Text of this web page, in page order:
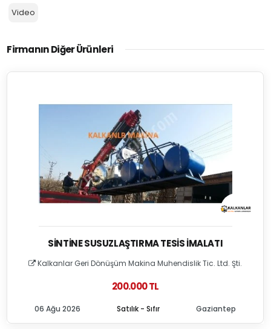
Video
Firmanın Diğer Ürünleri
SINTINE SUSUZLAŞTIRMA TESIS İMALATI
Kalkanlar Geri Dönüşüm Makina Muhendislik Tic. Ltd. Şti.
200.000 TL
Satılık - Sıfır
06 Ağu 2026 Gaziantep